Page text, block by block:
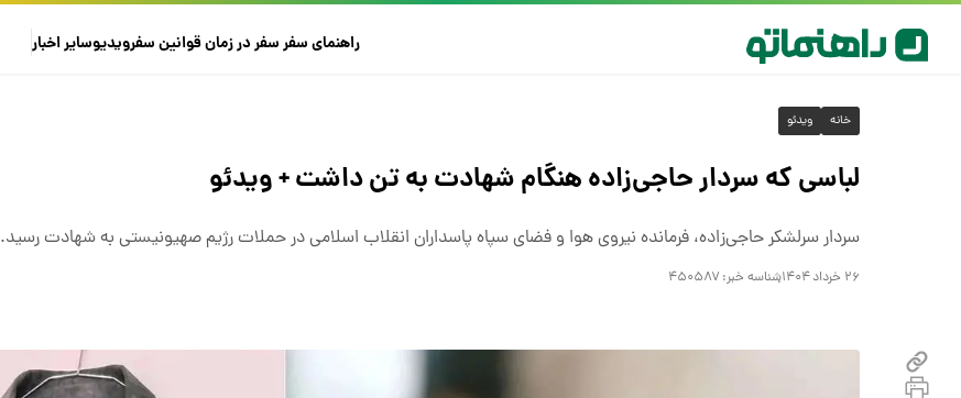
راهنمای سفرسفر در زمانقوانین سفرویدیوسایراخبار
خانه ویدئو
لباسی که سردار حاجی‌زاده هنگام شهادت به تن داشت + ویدئو
سردار سرلشکر حاجی‌زاده، فرمانده نیروی هوا و فضای سپاه پاسداران انقلاب اسلامی در حملات رژیم صهیونیستی به شهادت رسید.
۲۶ خرداد ۱۴۰۴ شناسه خبر: ۴۵۰۵۸۷